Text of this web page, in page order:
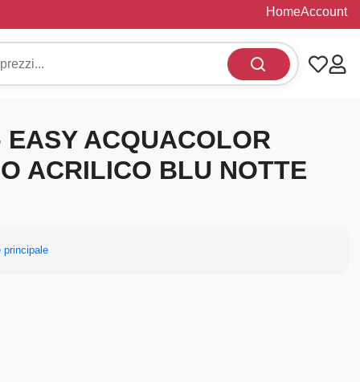
HomeAccount
EASY ACQUACOLOR
ACRILICO BLU NOTTE
principale